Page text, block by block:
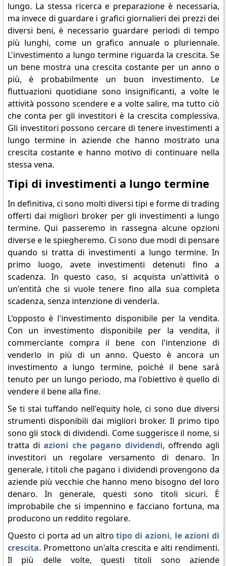
lungo. La stessa ricerca e preparazione è necessaria,
ma invece di guardare i grafici giornalieri dei prezzi dei
diversi beni, è necessario guardare periodi di tempo
più lunghi, come un grafico annuale o pluriennale.
L'investimento a lungo termine riguarda la crescita. Se
un bene mostra una crescita costante per un anno o
più, è probabilmente un buon investimento. Le
fluttuazioni quotidiane sono insignificanti, a volte le
attività possono scendere e a volte salire, ma tutto ciò
che conta per gli investitori è la crescita complessiva.
Gli investitori possono cercare di tenere investimenti a
lungo termine in aziende che hanno mostrato una
crescita costante e hanno motivo di continuare nella
stessa vena.
Tipi di investimenti a lungo termine
In definitiva, ci sono molti diversi tipi e forme di trading
offerti dai migliori broker per gli investimenti a lungo
termine. Qui passeremo in rassegna alcune opzioni
diverse e le spiegheremo. Ci sono due modi di pensare
quando si tratta di investimenti a lungo termine. In
primo luogo, avete investimenti detenuti fino a
scadenza. In questo caso, si acquista un'attività o
un'entità che si vuole tenere fino alla sua completa
scadenza, senza intenzione di venderla.
L'opposto è l'investimento disponibile per la vendita.
Con un investimento disponibile per la vendita, il
commerciante compra il bene con l'intenzione di
venderlo in più di un anno. Questo è ancora un
investimento a lungo termine, poiché il bene sarà
tenuto per un lungo periodo, ma l'obiettivo è quello di
vendere il bene alla fine.
Se ti stai tuffando nell'equity hole, ci sono due diversi
strumenti disponibili dai migliori broker. Il primo tipo
sono gli stock di dividendi. Come suggerisce il nome, si
tratta diazioni che pagano dividendi, offrendo agli
investitori un regolare versamento di denaro. In
generale, i titoli che pagano i dividendi provengono da
aziende più vecchie che hanno meno bisogno del loro
denaro. In generale, questi sono titoli sicuri. È
improbabile che si impennino e facciano fortuna, ma
producono un reddito regolare.
Questo ci porta ad un altrotipo di azioni, le azioni di
crescita. Promettono un'alta crescita e alti rendimenti.
Il più delle volte, questi titoli sono aziende